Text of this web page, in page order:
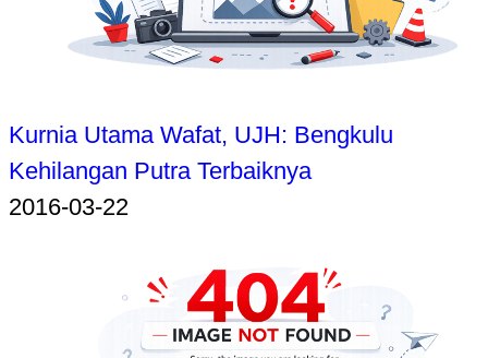
Kurnia Utama Wafat, UJH: Bengkulu
Kehilangan Putra Terbaiknya
2016-03-22